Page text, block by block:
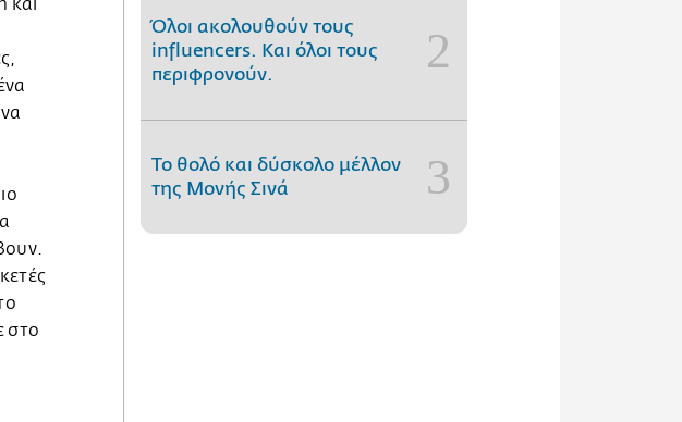
και
στο
Όλοι ακολουθούν τους
influencers. Και όλοι τους
περιφρονούν.
Το θολό και δύσκολο μέλλον
της Μονής Σινά